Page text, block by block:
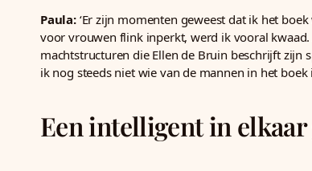
Paula:‘Er zijn momenten geweest dat ik het
voor vrouwen flink inperkt, werd ik vooral
machtstructuren die Ellen de Bruin beschrijft zijn
ik nog steeds niet wie van de mannen in het boek
Een intelligent in elkaar